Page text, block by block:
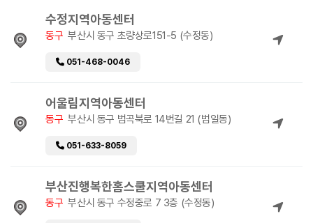
수정지역아동센터
동구 부산시 동구 초량상로151-5 (수정동)
051-468-0046
어울림지역아동센터
동구 부산시 동구 범곡북로 14번길 21 (범일동)
051-633-8059
부산진행복한홈스쿨지역아동센터
동구 부산시 동구 수정중로 7 3층 (수정동)